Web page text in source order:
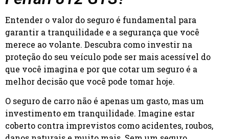
Entender o valor do seguro é fundamental para
garantir a tranquilidade e a segurança que você
merece ao volante. Descubra como investir na
proteção do seu veículo pode ser mais acessível do
que você imagina e por que cotar um seguro é a
melhor decisão que você pode tomar hoje.
O seguro de carro não é apenas um gasto, mas um
investimento em tranquilidade. Imagine estar
coberto contra imprevistos como acidentes, roubos,